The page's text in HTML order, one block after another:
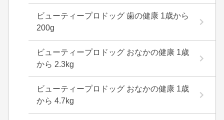
ビューティープロドッグ 歯の健康 1歳から
200g
ビューティープロドッグ おなかの健康 1歳
から 2.3kg
ビューティープロドッグ おなかの健康 1歳
から 4.7kg